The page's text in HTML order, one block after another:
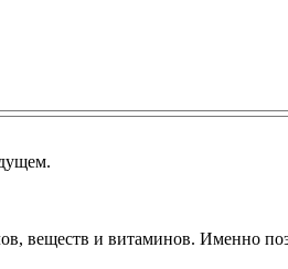
веществ и витаминов. Именно